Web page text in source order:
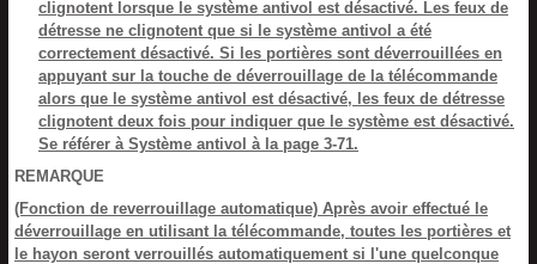
clignotent lorsque le système antivol est désactivé. Les feux de
détresse ne clignotent que si le système antivol a été
correctement désactivé. Si les portières sont déverrouillées en
appuyant sur la touche de déverrouillage de la télécommande
alors que le système antivol est désactivé, les feux de détresse
clignotent deux fois pour indiquer que le système est désactivé.
Se référer à Système antivol à la page 3-71.
REMARQUE
(Fonction de reverrouillage automatique) Après avoir effectué le
déverrouillage en utilisant la télécommande, toutes les portières et
le hayon seront verrouillés automatiquement si l'une quelconque